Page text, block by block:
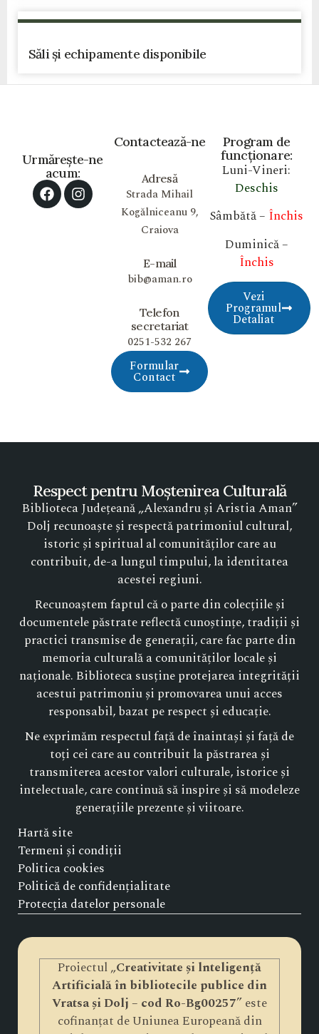
Săli și echipamente disponibile
Program de
funcționare:
Luni-Vineri:
Deschis
Sâmbătă – Închis
Duminică –
Închis
Vezi
Programul
Detaliat
Contactează-ne
Adresă
Strada Mihail
Kogălniceanu 9,
Craiova
E-mail
bib@aman.ro
Telefon
secretariat
0251-532 267
Formular
Contact
Urmărește-ne
acum:
Respect pentru Moștenirea Culturală
Biblioteca Județeană „Alexandru și Aristia Aman”
Dolj recunoaște și respectă patrimoniul cultural,
istoric și spiritual al comunităților care au
contribuit, de-a lungul timpului, la identitatea
acestei regiuni.
Recunoaștem faptul că o parte din colecțiile și
documentele păstrate reflectă cunoștințe, tradiții și
practici transmise de generații, care fac parte din
memoria culturală a comunităților locale și
naționale. Biblioteca susține protejarea integrității
acestui patrimoniu și promovarea unui acces
responsabil, bazat pe respect și educație.
Ne exprimăm respectul față de înaintași și față de
toți cei care au contribuit la păstrarea și
transmiterea acestor valori culturale, istorice și
intelectuale, care continuă să inspire și să modeleze
generațiile prezente și viitoare.
Hartă site
Termeni și condiții
Politica cookies
Politică de confidențialitate
Protecția datelor personale
Proiectul „Creativitate și lnteligență
Artificială în bibliotecile publice din
Vratsa și Dolj – cod Ro-Bg00257” este
cofinanțat de Uniunea Europeană din